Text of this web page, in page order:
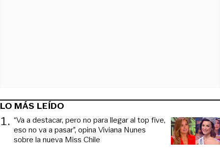
LO MÁS LEÍDO
1. “Va a destacar, pero no para llegar al top five,
eso no va a pasar”, opina Viviana Nunes
sobre la nueva Miss Chile